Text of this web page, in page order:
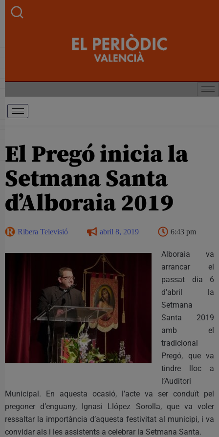
El Pregó inicia la
Setmana Santa
d’Alboraia 2019
Ribera Televisió abril 8, 2019 6:43 pm
Alboraia va
arrancar el
passat dia 6
d’abril la
Setmana
Santa 2019
amb el
tradicional
Pregó, que va
tindre lloc a
l’Auditori
Municipal. En aquesta ocasió, l’acte va ser conduït pel
pregoner d’enguany, Ignasi Llópez Sorolla, que va voler
ressaltar la importància d’aquesta festivitat al municipi, i va
convidar als i les assistents a celebrar la Setmana Santa.